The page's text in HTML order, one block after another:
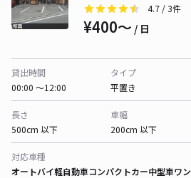
4.7 / 3件
¥400〜 / 日
貸出時間
00:00 〜12:00
タイプ
平置き
長さ
500cm 以下
車幅
200cm 以下
対応車種
オートバイ軽自動車コンパクトカー中型車ワ